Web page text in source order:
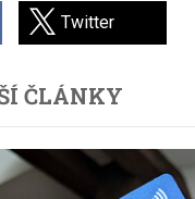
Twitter
ČLÁNKY